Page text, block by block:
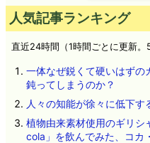
人気記事ランキング
直近24時間（1時間ごとに更新。
一体なぜ鋭くて硬いはずの
鈍ってしまうのか？
人々の知能が徐々に低下す
植物由来素材使用のギリ
cola」を飲んでみた、コカ